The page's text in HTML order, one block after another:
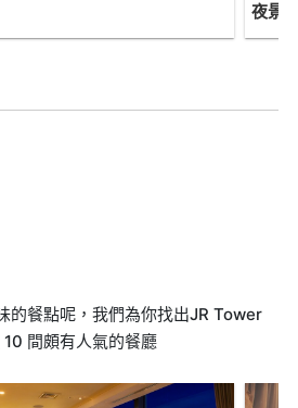
夜景
的餐點呢，我們為你找出JR Tower
間頗有人氣的餐廳